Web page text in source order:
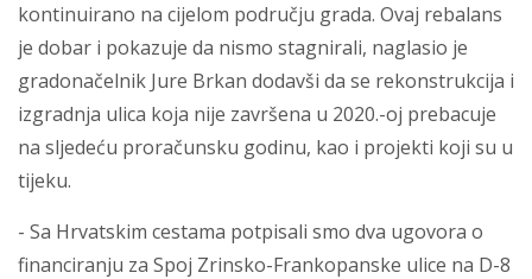
kontinuirano na cijelom području grada. Ovaj rebalans
je dobar i pokazuje da nismo stagnirali, naglasio je
gradonačelnik Jure Brkan dodavši da se rekonstrukcija i
izgradnja ulica koja nije završena u 2020.-oj prebacuje
na sljedeću proračunsku godinu, kao i projekti koji su u
tijeku.
- Sa Hrvatskim cestama potpisali smo dva ugovora o
financiranju za Spoj Zrinsko-Frankopanske ulice na D-8